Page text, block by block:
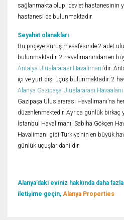
sağlanmakta olup, devlet hastanesinin
hastanesi de bulunmaktadır.
Seyahat olanakları
Bu projeye sürüş mesafesinde 2 adet
bulunmaktadır. 2 havalimanından en
Antalya Uluslararası Havalimanı‘dır.
içi ve yurt dışı uçuş bulunmaktadır. 2
Alanya Gazipaşa Uluslararası Havaalanı
Gazipaşa Uluslararası Havalimanı’na
düzenlenmektedir. Ayrıca günlük
İstanbul Havalimanı, Sabiha Gökçen
Havalimanı gibi Türkiye’nin en büyük
günlük uçuşlar dahildir.
Alanya’daki eviniz hakkında daha
iletişime geçin, Alanya Properties